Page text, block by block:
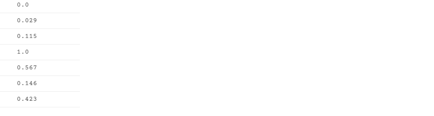
0.0
0.029
0.115
1.0
0.567
0.146
0.423